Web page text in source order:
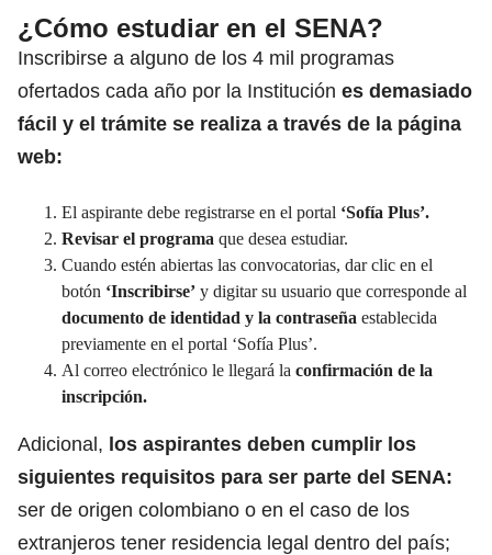
¿Cómo estudiar en el SENA?
Inscribirse a alguno de los 4 mil programas
ofertados cada año por la Institución es demasiado
fácil y el trámite se realiza a través de la página
web:
El aspirante debe registrarse en el portal ‘Sofía Plus’.
Revisar el programa que desea estudiar.
Cuando estén abiertas las convocatorias, dar clic en el
botón ‘Inscribirse’ y digitar su usuario que corresponde al
documento de identidad y la contraseña establecida
previamente en el portal ‘Sofía Plus’.
Al correo electrónico le llegará la confirmación de la
inscripción.
Adicional, los aspirantes deben cumplir los
siguientes requisitos para ser parte del SENA:
ser de origen colombiano o en el caso de los
extranjeros tener residencia legal dentro del país;